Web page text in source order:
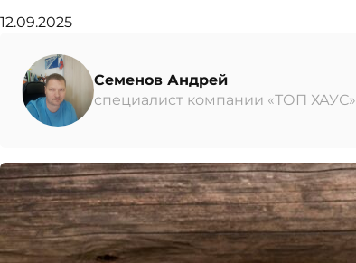
12.09.2025
Семенов Андрей
специалист компании «ТОП ХАУС»